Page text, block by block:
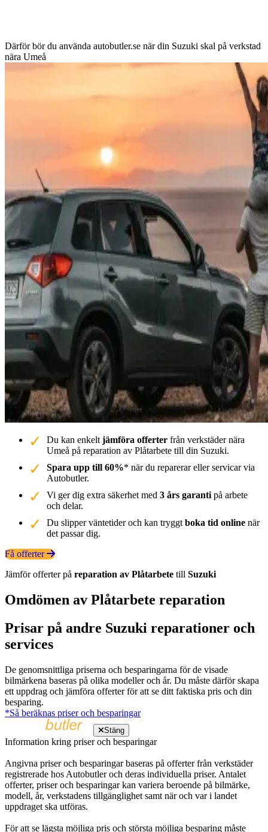
Därför bör du använda autobutler.se när din Suzuki skal på verkstad
nära Umeå
Du kan enkelt jämföra offerter från verkstäder nära
Umeå på reparation av Plåtarbete till din Suzuki.
Spara upp till 60%* när du reparerar eller servicar via
Autobutler.
Vi ger dig extra säkerhet med 3 års garanti på arbete
och delar.
Du slipper väntetider och kan tryggt boka tid online när
det passar dig.
Få offerter
Jämför offerter på reparation av Plåtarbete till Suzuki
Omdömen av Plåtarbete reparation
Prisar på andre Suzuki reparationer och
services
De genomsnittliga priserna och besparingarna för de visade
bilmärkena baseras på olika modeller och år. Du måste därför skapa
ett uppdrag och jämföra offerter för att se ditt faktiska pris och din
besparing.
*Så beräknas priser och besparingar
Stäng
Information kring priser och besparingar
Angivna priser och besparingar baseras på offerter från verkstäder
registrerade hos Autobutler och deras individuella priser. Antalet
offerter, priser och besparingar kan variera beroende på bilmärke,
modell, år, verkstadens tillgänglighet samt när och var i landet
uppdraget ska utföras.
För att se lägsta möjliga pris och största möjliga besparing måste